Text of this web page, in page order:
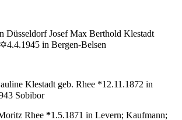
Düsseldorf Josef Max Berthold Klestadt
in Bergen-Belsen
Klestadt geb. Rhee *12.11.1872 in
Sobibor
Rhee *1.5.1871 in Levern; Kaufmann;